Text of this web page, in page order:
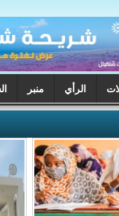
الستايل فن